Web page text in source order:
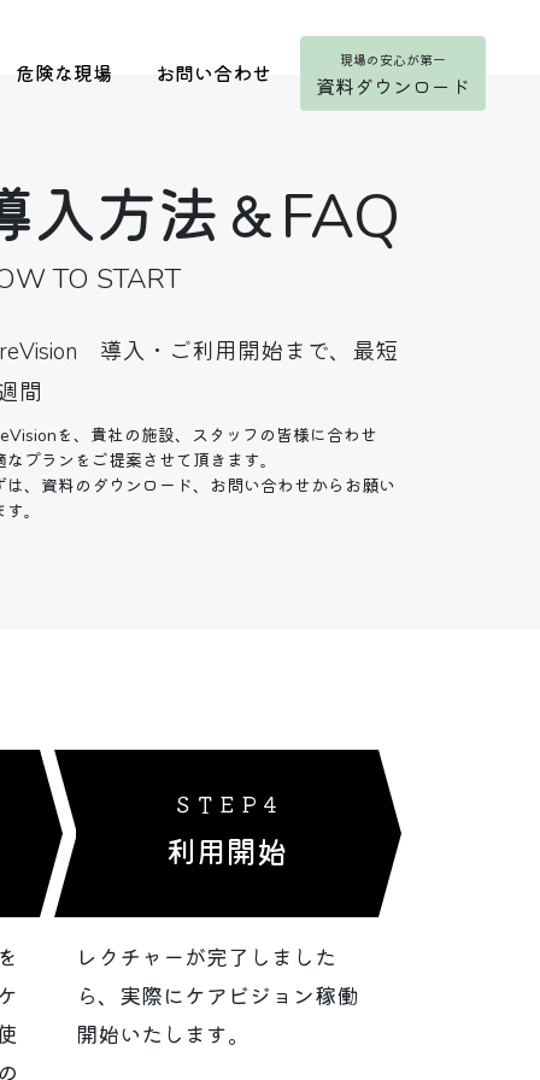
危険な現場 お問い合わせ 現場の安心が第一
資料ダウンロード
入方法＆FAQ
TO START
導入・ご利用開始まで、最短
間
を、貴社の施設、スタッフの皆様に合わせ
なプランをご提案させて頂きます。
は、資料のダウンロード、お問い合わせからお願い
。
ＳＴＥＰ４
利用開始
レクチャーが完了しました
ら、実際にケアビジョン稼働
開始いたします。